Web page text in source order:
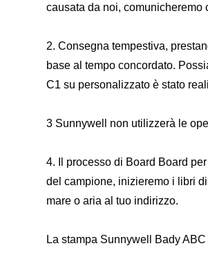
causata da noi,
2. Consegna tempestiva,
base al tempo concordato.
C1 su personalizzato è stato
3 Sunnywell non utilizzerà le
4. Il processo di Board Board
del campione, inizieremo i libri
mare o aria al tuo indirizzo.
La stampa Sunnywell Bady